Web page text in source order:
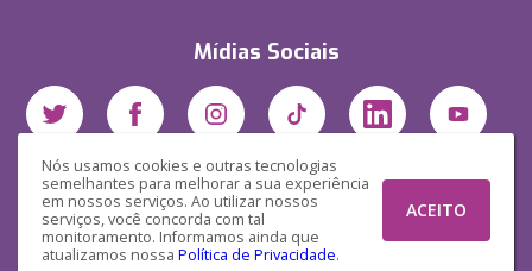
Nós usamos cookies e outras tecnologias
semelhantes para melhorar a sua experiência
em nossos serviços. Ao utilizar nossos
serviços, você concorda com tal
monitoramento. Informamos ainda que
atualizamos nossa Política de Privacidade.
ACEITO
Mídias Sociais